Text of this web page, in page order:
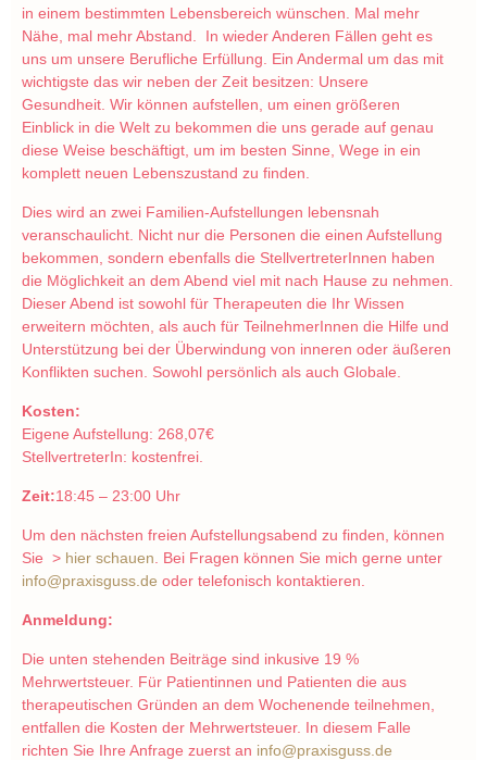
in einem bestimmten Lebensbereich wünschen. Mal mehr
Nähe, mal mehr Abstand. In wieder Anderen Fällen geht es
uns um unsere Berufliche Erfüllung. Ein Andermal um das mit
wichtigste das wir neben der Zeit besitzen: Unsere
Gesundheit. Wir können aufstellen, um einen größeren
Einblick in die Welt zu bekommen die uns gerade auf genau
diese Weise beschäftigt, um im besten Sinne, Wege in ein
komplett neuen Lebenszustand zu finden.
Dies wird an zwei Familien-Aufstellungen lebensnah
veranschaulicht. Nicht nur die Personen die einen Aufstellung
bekommen, sondern ebenfalls die StellvertreterInnen haben
die Möglichkeit an dem Abend viel mit nach Hause zu nehmen.
Dieser Abend ist sowohl für Therapeuten die Ihr Wissen
erweitern möchten, als auch für TeilnehmerInnen die Hilfe und
Unterstützung bei der Überwindung von inneren oder äußeren
Konflikten suchen. Sowohl persönlich als auch Globale.
Kosten:
Eigene Aufstellung: 268,07€
StellvertreterIn: kostenfrei.
Zeit:18:45 – 23:00 Uhr
Um den nächsten freien Aufstellungsabend zu finden, können
Sie > hier schauen . Bei Fragen können Sie mich gerne unter
info@praxisguss.de oder telefonisch kontaktieren.
Anmeldung:
Die unten stehenden Beiträge sind inkusive 19 %
Mehrwertsteuer. Für Patientinnen und Patienten die aus
therapeutischen Gründen an dem Wochenende teilnehmen,
entfallen die Kosten der Mehrwertsteuer. In diesem Falle
richten Sie Ihre Anfrage zuerst an info@praxisguss.de